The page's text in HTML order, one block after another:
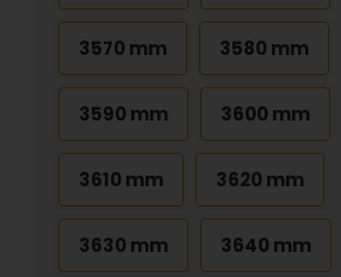
3570 mm 3580 mm
3590 mm 3600 mm
3610 mm 3620 mm
3630 mm 3640 mm